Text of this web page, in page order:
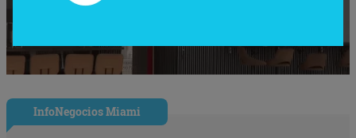
InfoNegocios Miami